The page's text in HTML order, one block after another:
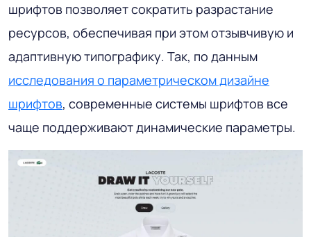
шрифтов позволяет сократить разрастание
ресурсов, обеспечивая при этом отзывчивую и
адаптивную типографику. Так, по данным
исследования о параметрическом дизайне
шрифтов, современные системы шрифтов все
чаще поддерживают динамические параметры.